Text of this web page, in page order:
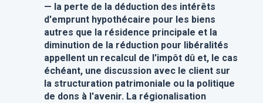
— la perte de la déduction des intérêts
d'emprunt hypothécaire pour les biens
autres que la résidence principale et la
diminution de la réduction pour libéralités
appellent un recalcul de l'impôt dû et, le cas
échéant, une discussion avec le client sur
la structuration patrimoniale ou la politique
de dons à l'avenir. La régionalisation